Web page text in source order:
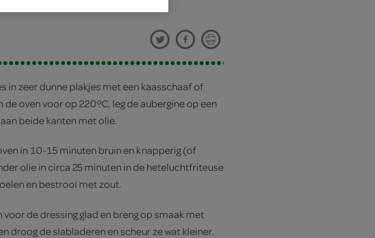
in zeer dunne plakjes met een kaasschaaf of
oven voor op 220ºC, leg de aubergine op een
beide kanten met olie.
in 10-15 minuten bruin en knapperig (of
olie in circa 25 minuten in de heteluchtfriteuse
en bestrooi met zout.
voor de dressing glad en breng op smaak met
droog de slabladeren en scheur ze wat kleiner.